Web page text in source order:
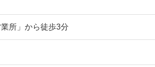
所」から徒歩3分